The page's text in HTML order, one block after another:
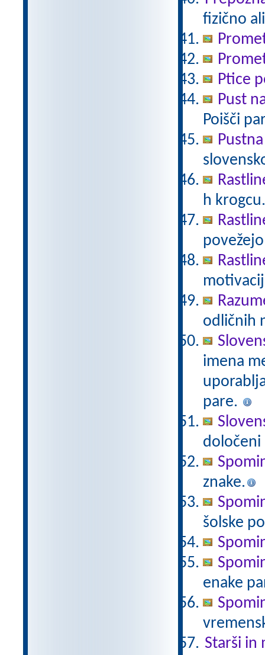
fizično
Ptice
Pust
Poišči
h krogcu.
odličnih
imena
pare.
določeni
znake.
šolske
enake
Starši in